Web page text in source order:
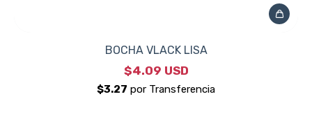
BOCHA VLACK LISA
$4.09 USD